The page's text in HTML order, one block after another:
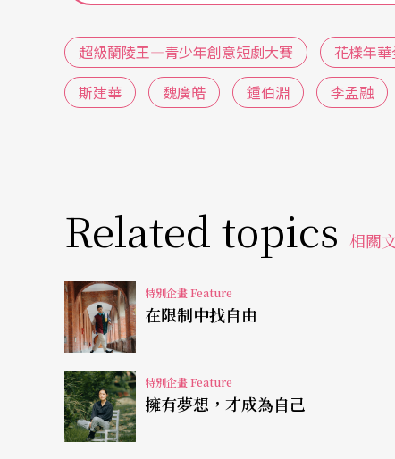
超級蘭陵王—青少年創意短劇大賽 花樣年
斯建華
魏廣皓 鍾伯淵 李孟融
Related topics 相關
特別企畫 Feature
在限制中找自由
特別企畫 Feature
擁有夢想，才成為自己